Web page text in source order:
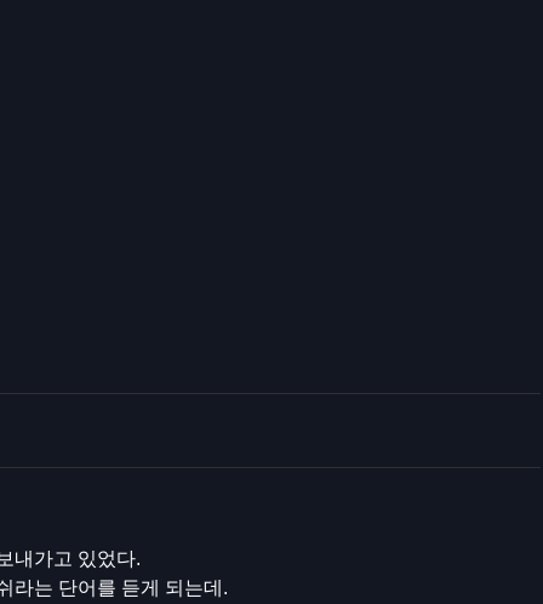
내가고 있었다.
라는 단어를 듣게 되는데.